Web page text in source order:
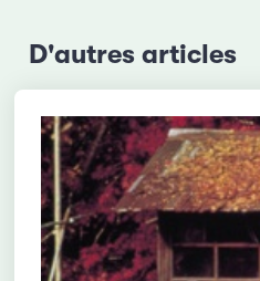
D'autres articles